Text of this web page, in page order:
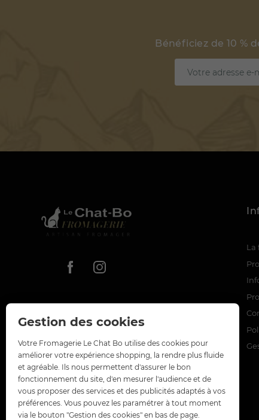
Gestion des cookies
Votre Fromagerie Le Chat Bo utilise des cookies pour
améliorer votre expérience shopping, la rendre plus fluide
et agréable. Ils nous permettent d'assurer le bon
fonctionnement du site, d'en mesurer l'audience et de
vous proposer des services et des publicités adaptés à vos
préférences. Vous pouvez les paramétrer à tout moment
via le bouton "Gestion des cookies" en bas de page.
Bénéficiez de 10 %
La